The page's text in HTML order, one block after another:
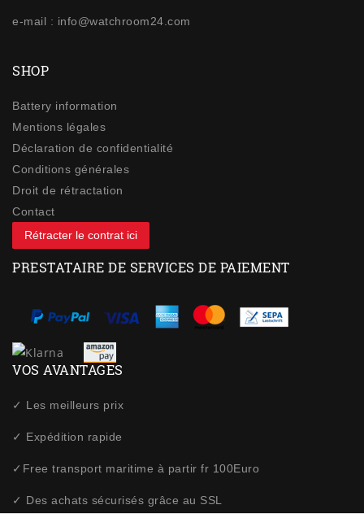
e-mail : info@watchroom24.com
SHOP
Battery information
Mentions légales
Déclaration de confidentialité
Conditions générales
Droit de rétractation
Contact
Rétracter le contrat ici
PRESTATAIRE DE SERVICES DE PAIEMENT
VOS AVANTAGES
✓ Les meilleurs prix
✓ Expédition rapide
✓Free transport maritime à partir fr 100Euro
✓ Des achats sécurisés grâce au SSL